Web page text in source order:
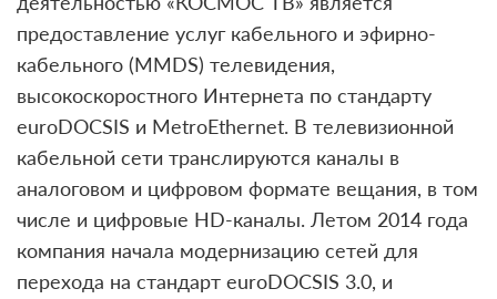
предоставление услуг кабельного и эфирно-
кабельного (MMDS) телевидения,
высокоскоростного Интернета по стандарту
euroDOCSIS и MetroEthernet. В телевизионной
кабельной сети транслируются каналы в
аналоговом и цифровом формате вещания, в том
числе и цифровые HD-каналы. Летом 2014 года
компания начала модернизацию сетей для
перехода на стандарт euroDOCSIS 3.0, и